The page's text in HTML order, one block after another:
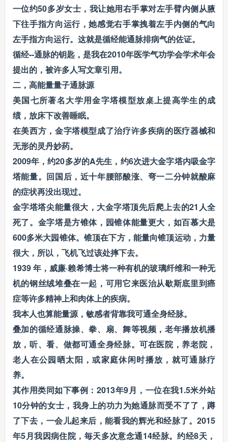
一位约50多岁女士，我让她用右手掌对左手臂内侧从腋
下往手指方向运行，她感觉右手掌拽着左手内侧的气向
左手指方向运行。这就是循经能通脉排病气的佐证。
循经--通脉的钥匙，是我在2010年医学气功学会学术年会
提出的，被许多人写文章引用。
二，高能量量子通脉源
美国七所著名大学用金字塔模型放桌上提高学生的成
绩，放床下改善睡眠。
在美西方，金字塔模型成了治疗许多疾病的医疗器械和
无形的灵丹妙药。
2009年，约20多岁的A先生，约6次进大金字塔内吸金字
塔能量。回国后，近十年腰部酸涨、弯一二分钟就酸麻
的症状再没出现过。
金字塔塔尖能量很大，大金字塔顶先后爬上去的21人全
死了。金字塔是方锥体，园锥体能量更大，如百慕大是
600多米大园锥体。锥顶在下方，能量向锥顶运动，力量
很大，所以，飞机飞过该处摔下去。
1939 年，威廉·赖希博士将一种有机的玻璃纤维和一种无
机的钢丝绒堆叠在一起，可用它来医治从歇斯底里到癌
症等许多精神上和肉体上的疾病。
我本人也算能量源，敏感者背靠我可通全身经脉。
叠加的循经通脉操、拳、扇、舞等视频，老年播放机播
放，听、看、做都可通全身经脉。可在医院，养老院，
老人在公园晒太阳，或家庭休闲时播放，就可通脉疗
养。
其作用类同如下事例：2013年9月，一位在我1.5米外站
10分钟的女士，我身上的功力为她通脉而受不了了，蹲
了下去，一会儿起来后，能看我的辉光和经脉了。2015
年5月我因病住院，毎天多次意念通14经脉。约经8天，